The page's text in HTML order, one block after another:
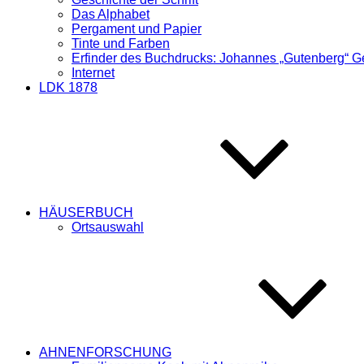
Das Alphabet
Pergament und Papier
Tinte und Farben
Erfinder des Buchdrucks: Johannes „Gutenberg“
Internet
LDK 1878
HÄUSERBUCH
Ortsauswahl
AHNENFORSCHUNG